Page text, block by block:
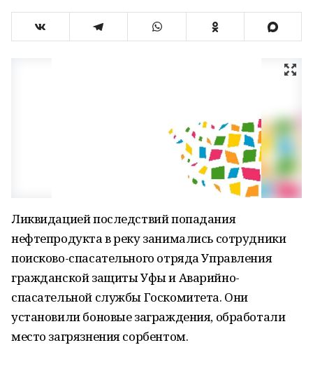
Ликвидацией последствий попадания
нефтепродукта в реку занимались сотрудники
поисково-спасательного отряда Управления
гражданской защиты Уфы и Аварийно-
спасательной службы Госкомитета. Они
установили боновые заграждения, обработали
место загрязнения сорбентом.